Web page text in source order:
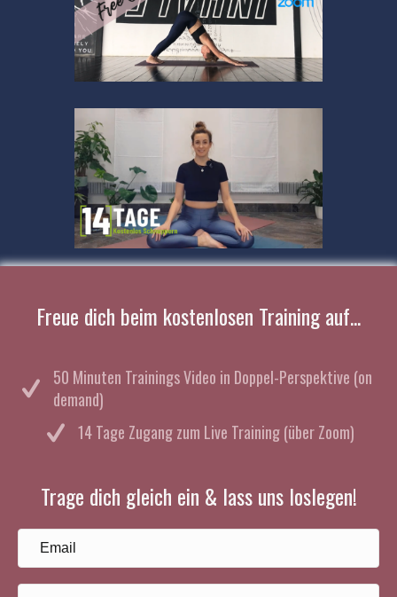
Freue dich beim kostenlosen Training auf...
50 Minuten Trainings Video in Doppel-Perspektive (on
demand)
14 Tage Zugang zum Live Training (über Zoom)
Trage dich gleich ein & lass uns loslegen!